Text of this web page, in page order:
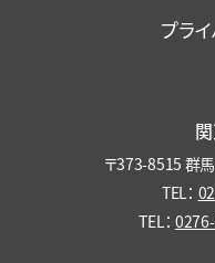
プラ
〒373-8515 群
TEL：
TEL：